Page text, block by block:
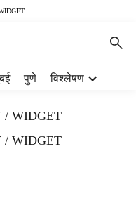
पुणे विश्लेषण
/ WIDGET
/ WIDGET